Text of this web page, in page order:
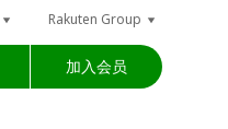
Rakuten Group
加入会员